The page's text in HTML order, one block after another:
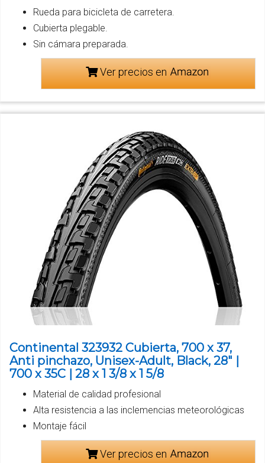
Rueda para bicicleta de carretera.
Cubierta plegable.
Sin cámara preparada.
Ver precios en
Continental 323932 Cubierta, 700 x 37,
Anti pinchazo, Unisex-Adult, Black, 28" |
700 x 35C | 28 x 1 3/8 x 1 5/8
Material de calidad profesional
Alta resistencia a las inclemencias meteorológicas
Montaje fácil
Ver precios en